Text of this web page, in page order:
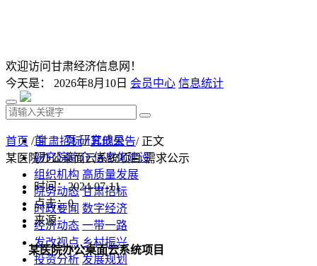
欢迎访问甘肃经济信息网！
今天是： 2026年8月10日 会员中心 信息统计
首 页 研究成果
研究院简介 信息化建设
组织机构 高质量发展
院务动态 甘肃招标
时政要闻 数字经济
经济动态 一带一路
发改视点 乡村振兴
投资分析 发展规划
首页 /甘肃招标/其他公告/ 正文
某医院办公桌面云系统项目 需求公示
时间：2024-07-11
点击：0
来源：
某医院办公桌面云系统项目